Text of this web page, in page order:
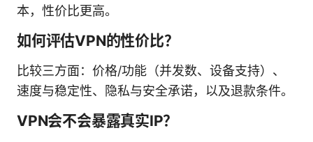
本，性价比更高。
如何评估VPN的性价比？
比较三方面：价格/功能（并发数、设备支持）、
速度与稳定性、隐私与安全承诺，以及退款条件。
VPN会不会暴露真实IP？